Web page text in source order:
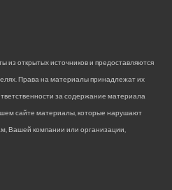
из открытых источников и предоставляются
Права на материалы принадлежат их
за содержание материала
сайте материалы, которые нарушают
Вашей компании или организации,